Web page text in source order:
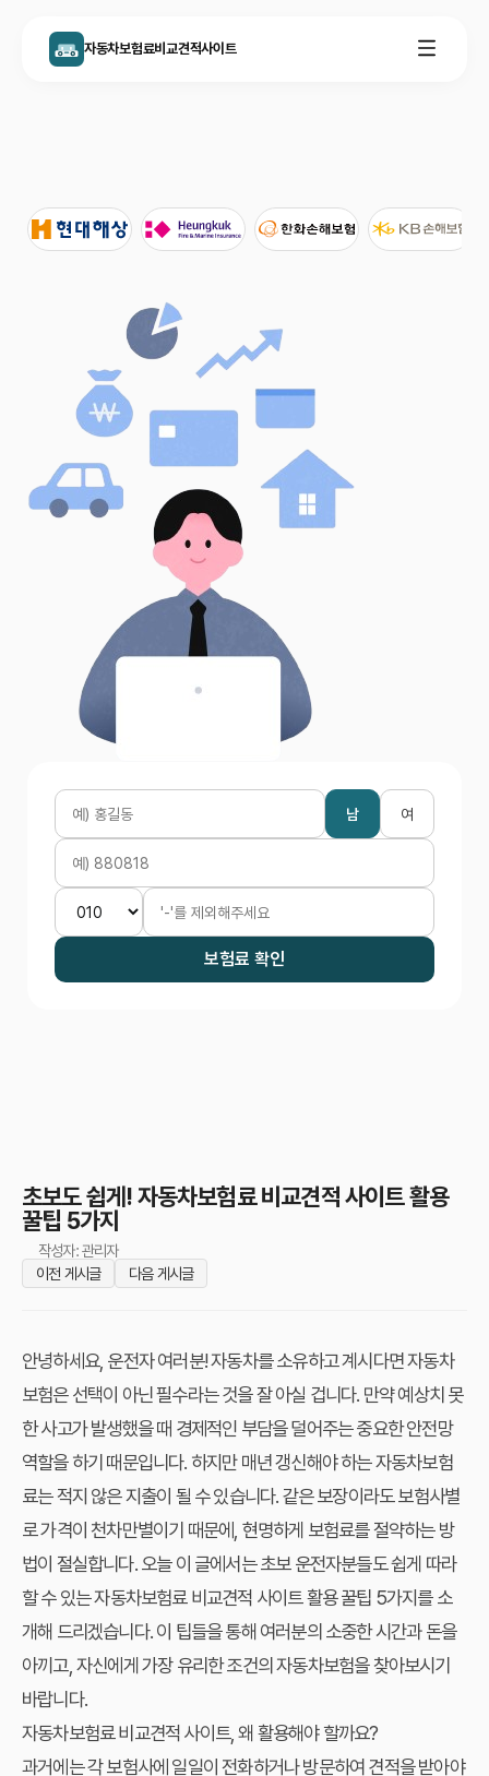
자동차보험료비교견적사이트
남 여
보험료 확인
초보도 쉽게! 자동차보험료 비교견적 사이트 활용
꿀팁 5가지
작성자: 관리자
이전 게시글
다음 게시글
안녕하세요, 운전자 여러분! 자동차를 소유하고 계시다면 자동차
보험은 선택이 아닌 필수라는 것을 잘 아실 겁니다. 만약 예상치 못
한 사고가 발생했을 때 경제적인 부담을 덜어주는 중요한 안전망
역할을 하기 때문입니다. 하지만 매년 갱신해야 하는 자동차보험
료는 적지 않은 지출이 될 수 있습니다. 같은 보장이라도 보험사별
로 가격이 천차만별이기 때문에, 현명하게 보험료를 절약하는 방
법이 절실합니다. 오늘 이 글에서는 초보 운전자분들도 쉽게 따라
할 수 있는자동차보험료 비교견적 사이트 활용 꿀팁 5가지 를 소
개해 드리겠습니다. 이 팁들을 통해 여러분의 소중한 시간과 돈을
아끼고, 자신에게 가장 유리한 조건의 자동차보험을 찾아보시기
바랍니다.
자동차보험료 비교견적 사이트, 왜 활용해야 할까요?
과거에는 각 보험사에 일일이 전화하거나 방문하여 견적을 받아야